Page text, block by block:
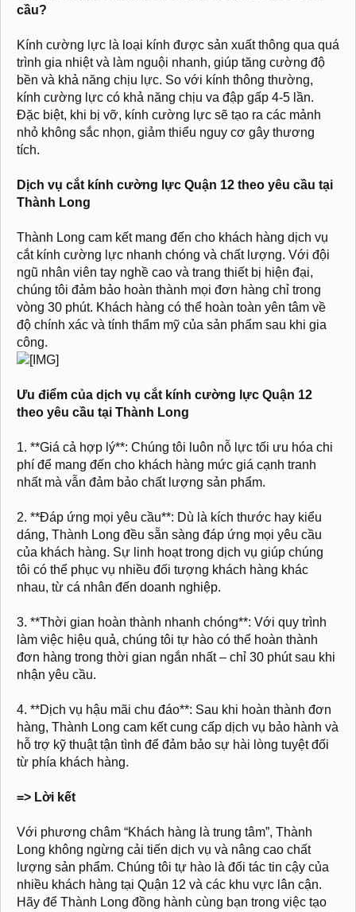
cầu?
Kính cường lực là loại kính được sản xuất thông qua quá
trình gia nhiệt và làm nguội nhanh, giúp tăng cường độ
bền và khả năng chịu lực. So với kính thông thường,
kính cường lực có khả năng chịu va đập gấp 4-5 lần.
Đặc biệt, khi bị vỡ, kính cường lực sẽ tạo ra các mảnh
nhỏ không sắc nhọn, giảm thiểu nguy cơ gây thương
tích.
Dịch vụ cắt kính cường lực Quận 12 theo yêu cầu tại
Thành Long
Thành Long cam kết mang đến cho khách hàng dịch vụ
cắt kính cường lực nhanh chóng và chất lượng. Với đội
ngũ nhân viên tay nghề cao và trang thiết bị hiện đại,
chúng tôi đảm bảo hoàn thành mọi đơn hàng chỉ trong
vòng 30 phút. Khách hàng có thể hoàn toàn yên tâm về
độ chính xác và tính thẩm mỹ của sản phẩm sau khi gia
công.
Ưu điểm của dịch vụ cắt kính cường lực Quận 12
theo yêu cầu tại Thành Long
1. **Giá cả hợp lý**: Chúng tôi luôn nỗ lực tối ưu hóa chi
phí để mang đến cho khách hàng mức giá cạnh tranh
nhất mà vẫn đảm bảo chất lượng sản phẩm.
2. **Đáp ứng mọi yêu cầu**: Dù là kích thước hay kiểu
dáng, Thành Long đều sẵn sàng đáp ứng mọi yêu cầu
của khách hàng. Sự linh hoạt trong dịch vụ giúp chúng
tôi có thể phục vụ nhiều đối tượng khách hàng khác
nhau, từ cá nhân đến doanh nghiệp.
3. **Thời gian hoàn thành nhanh chóng**: Với quy trình
làm việc hiệu quả, chúng tôi tự hào có thể hoàn thành
đơn hàng trong thời gian ngắn nhất – chỉ 30 phút sau khi
nhận yêu cầu.
4. **Dịch vụ hậu mãi chu đáo**: Sau khi hoàn thành đơn
hàng, Thành Long cam kết cung cấp dịch vụ bảo hành và
hỗ trợ kỹ thuật tận tình để đảm bảo sự hài lòng tuyệt đối
từ phía khách hàng.
=> Lời kết
Với phương châm “Khách hàng là trung tâm”, Thành
Long không ngừng cải tiến dịch vụ và nâng cao chất
lượng sản phẩm. Chúng tôi tự hào là đối tác tin cậy của
nhiều khách hàng tại Quận 12 và các khu vực lân cận.
Hãy để Thành Long đồng hành cùng bạn trong việc tạo